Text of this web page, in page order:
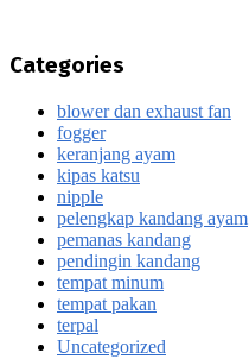
Categories
blower dan exhaust fan
fogger
keranjang ayam
kipas katsu
nipple
pelengkap kandang ayam
pemanas kandang
pendingin kandang
tempat minum
tempat pakan
terpal
Uncategorized